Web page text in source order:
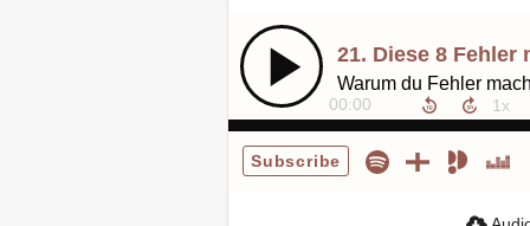
00:00
Subscribe